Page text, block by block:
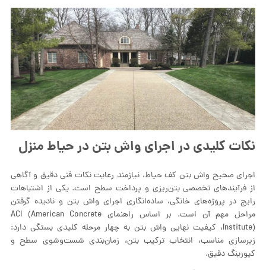
نکات کلیدی در اجرای واش بتن در حیاط منزل
اجرای صحیح واش بتن کف حیاط، نیازمند رعایت نکات فنی دقیق و آگاهی
از فرآیندهای تخصصی بتن‌ریزی و پرداخت سطح است. یکی از اشتباهات
رایج در پروژه‌های خانگی، ساده‌انگاری اجرای واش بتن و نادیده گرفتن
مراحل مهم آن است. بر اساس راهنمای ACI (American Concrete
Institute)، کیفیت نهایی واش بتن به چهار مرحله کلیدی بستگی دارد:
زیرسازی مناسب، انتخاب ترکیب بتن، زمان‌بندی شست‌وشوی سطح و
کیورینگ دقیق.